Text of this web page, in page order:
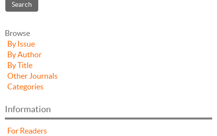
Browse
By Issue
By Author
By Title
Other Journals
Categories
Information
For Readers